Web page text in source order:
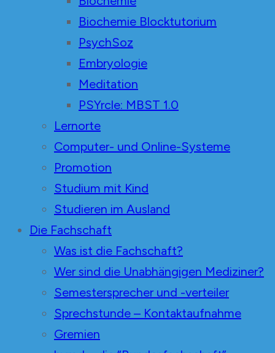
Biochemie Blocktutorium
PsychSoz
Embryologie
Meditation
PSYrcle: MBST 1.0
Lernorte
Computer- und Online-Systeme
Promotion
Studium mit Kind
Studieren im Ausland
Die Fachschaft
Was ist die Fachschaft?
Wer sind die Unabhängigen Mediziner?
Semestersprecher und -verteiler
Sprechstunde – Kontaktaufnahme
Gremien